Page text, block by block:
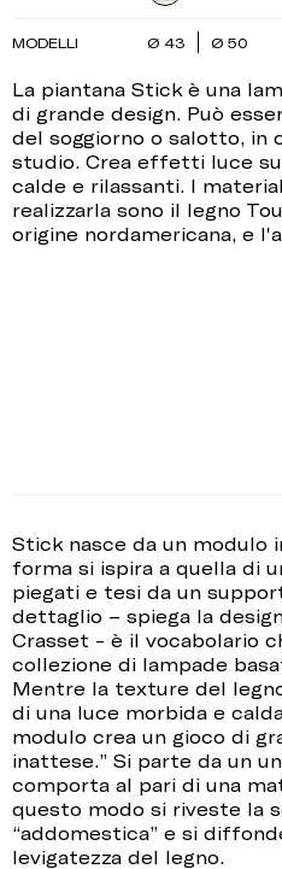
La piantana Stick è una
di grande design. Può
del soggiorno o salotto, in
studio. Crea effetti luce
calde e rilassanti. I
realizzarla sono il legno
origine nordamericana, e
MODELLI Ø 43 Ø 50
Stick nasce da un modulo
forma si ispira a quella di
piegati e tesi da un
dettaglio – spiega la
Crasset - è il vocabolario
collezione di lampade
Mentre la texture del
di una luce morbida e
modulo crea un gioco di
inattese.” Si parte da un
comporta al pari di una
questo modo si riveste la
“addomestica” e si
levigatezza del legno.